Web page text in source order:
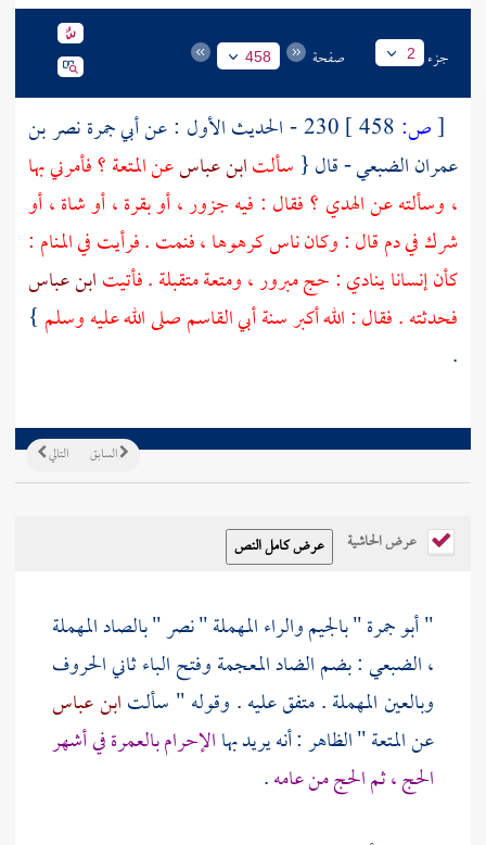
جزء 2 صفحة 458
[ص: 230 - الحديث الأول : عن
أبي جمرة نصر بن
عمران الضبعي- قال { سألتابن عباسعن المتعة ؟ فأمرني بها
، وسألته عن الهدي ؟ فقال : فيه جزور ، أو بقرة ، أو شاة ، أو
شرك في دم قال : وكان ناس كرهوها ، فنمت . فرأيت في المنام :
كأن إنسانا ينادي : حج مبرور ، ومتعة متقبلة . فأتيتابن عباس
فحدثته . فقال : الله أكبر سنةأبي القاسمصلى الله عليه وسلم }
.
التالي السابق
عرض الحاشية
"أبو جمرة " بالجيم والراء المهملة " نصر " بالصاد المهملة
، الضبعي : بضم الضاد المعجمة وفتح الباء ثاني الحروف
وبالعين المهملة. متفق عليه . وقوله " سألتابن عباس
عن المتعة " الظاهر : أنه يريد بهاالإحرام بالعمرة في أشهر
الحج ، ثم الحج من عامه.